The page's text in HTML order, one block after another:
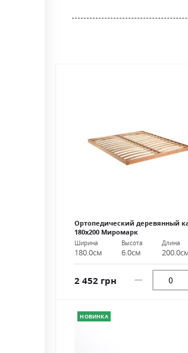
Ортопедический деревянный
180х200 Миромарк
Ширина
180.0см
Высота
6.0см
Длина
2 452 грн
НОВИНКА